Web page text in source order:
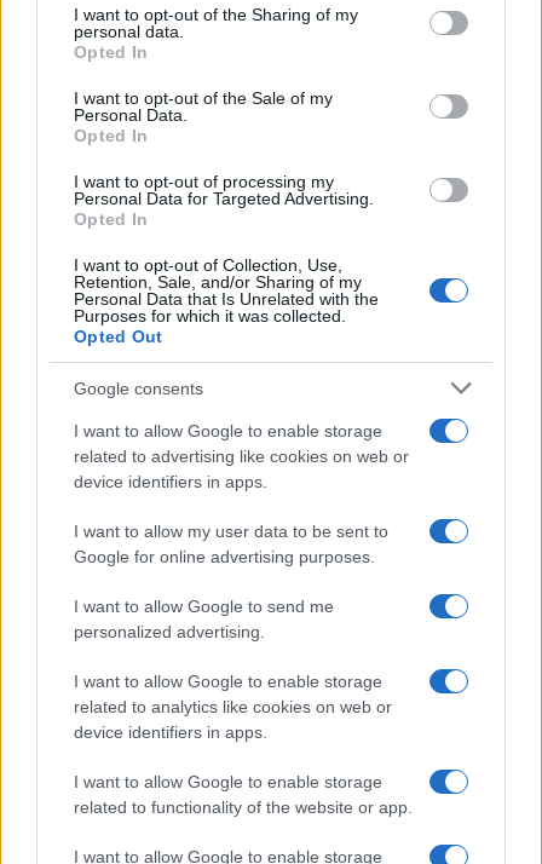
not limited to your visit or usage behaviour. You may click to
grant or deny consent to Google and its third-party tags to
use your data for below specified purposes in below Google
consent section.
I want to opt-out of the Sharing of my
personal data.
Opted In
I want to opt-out of the Sale of my
Personal Data.
Opted In
I want to opt-out of processing my
Personal Data for Targeted Advertising.
Opted In
I want to opt-out of Collection, Use,
Retention, Sale, and/or Sharing of my
Personal Data that Is Unrelated with the
Purposes for which it was collected.
Opted Out
Google consents
I want to allow Google to enable storage
related to advertising like cookies on web or
device identifiers in apps.
I want to allow my user data to be sent to
Google for online advertising purposes.
I want to allow Google to send me
personalized advertising.
I want to allow Google to enable storage
related to analytics like cookies on web or
device identifiers in apps.
I want to allow Google to enable storage
related to functionality of the website or app.
I want to allow Google to enable storage
Esplorare il Giardino delle Meraviglie: piante
straordinarie e lezioni di vita
Cristian Castiglioni · 6 Ago 2026
LIFESTYLE
Come abbinare i pantaloni Capri con le kitten heels:
consigli e ispirazioni
LIFESTYLE